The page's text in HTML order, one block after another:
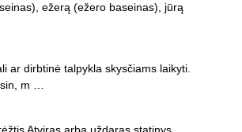
ežerą (ežero baseinas), jūrą
dirbtinė talpykla skysčiams laikyti.
m …